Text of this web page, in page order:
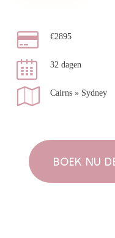
€2895
32 dagen
Cairns » Sydney
BOEK NU